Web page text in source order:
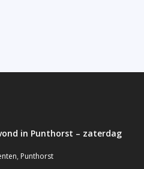
in Punthorst – zaterdag
, Punthorst